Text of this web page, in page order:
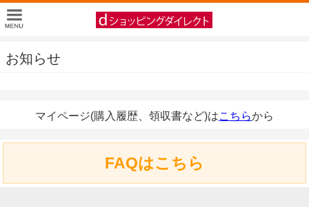
お知らせ
マイページ(購入履歴、領収書など)はこちらから
FAQはこちら